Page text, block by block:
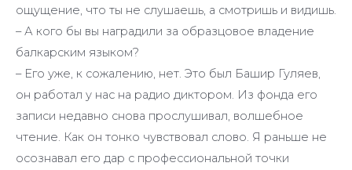
ощущение, что ты не слушаешь, а смотришь и видишь.
– А кого бы вы наградили за образцовое владение
балкарским языком?
– Его уже, к сожалению, нет. Это был Башир Гуляев,
он работал у нас на радио диктором. Из фонда его
записи недавно снова прослушивал, волшебное
чтение. Как он тонко чувствовал слово. Я раньше не
осознавал его дар с профессиональной точки